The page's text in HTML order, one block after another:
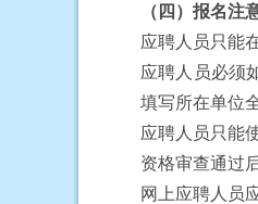
（四）报名注
应聘人员只能
应聘人员必须
填写所在单位
应聘人员只能
资格审查通过
网上应聘人员